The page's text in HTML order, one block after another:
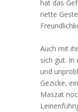
hat das
nette
Auch mit
sich gut. In
und
Gezicke,
Maszat